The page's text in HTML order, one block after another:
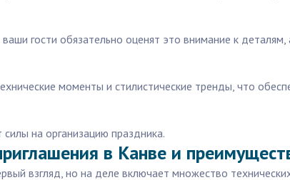
гости обязательно оценят это внимание к
моменты и стилистические тренды, что
на организацию праздника.
в Канве и
взгляд, но на деле включает множество